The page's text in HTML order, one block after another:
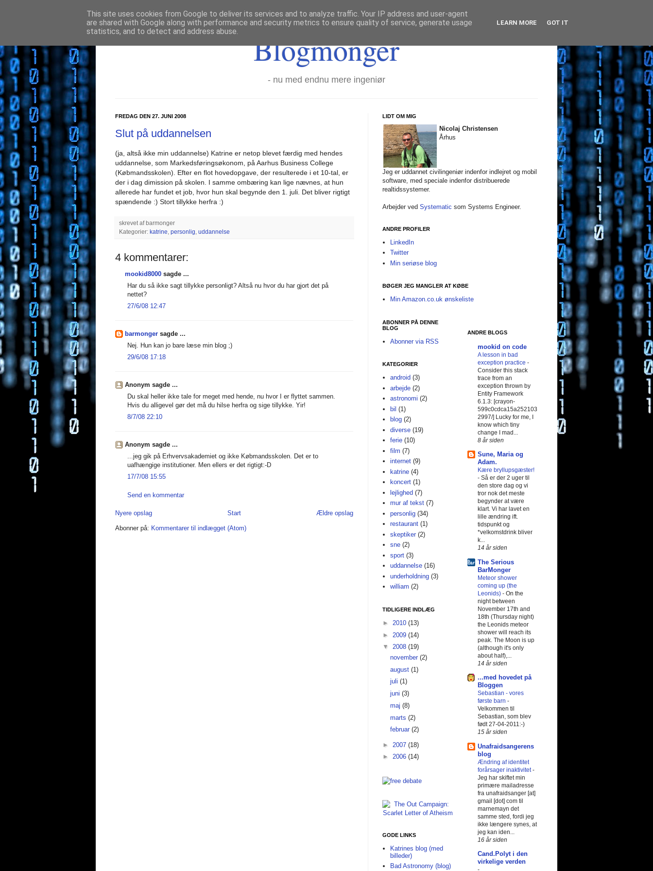
Blogmonger
- nu med endnu mere ingeniør
FREDAG DEN 27. JUNI 2008
Slut på uddannelsen
(ja, altså ikke min uddannelse) Katrine er netop blevet færdig med hendes
uddannelse, som Markedsføringsøkonom, på Aarhus Business College
(Købmandsskolen). Efter en flot hovedopgave, der resulterede i et 10-tal, er
der i dag dimission på skolen. I samme ombæring kan lige nævnes, at hun
allerede har fundet et job, hvor hun skal begynde den 1. juli. Det bliver rigtigt
spændende :) Stort tillykke herfra :)
skrevet afbarmonger
Kategorier: katrine personlig uddannelse
4 kommentarer:
mookid8000 sagde ...
Har du så ikke sagt tillykke personligt? Altså nu hvor du har gjort det på
nettet?
27/6/08 12:47
barmonger sagde ...
Nej. Hun kan jo bare læse min blog ;)
29/6/08 17:18
Anonym sagde ...
Du skal heller ikke tale for meget med hende, nu hvor I er flyttet sammen.
Hvis du alligevel gør det må du hilse herfra og sige tillykke. Yir!
8/7/08 22:10
Anonym sagde ...
...jeg gik på Erhvervsakademiet og ikke Købmandsskolen. Det er to
uafhængige institutioner. Men ellers er det rigtigt:-D
17/7/08 15:55
Send en kommentar
Nyere opslag Ældre opslag
Start
Abonner på: Kommentarer til indlægget (Atom)
LIDT OM MIG
Nicolaj Christensen
Århus
Jeg er uddannet civilingeniør indenfor indlejret og mobil
software, med speciale indenfor distribuerede
realtidssystemer.
Arbejder ved Systematic som Systems Engineer.
ANDRE PROFILER
LinkedIn
Twitter
Min seriøse blog
BØGER JEG MANGLER AT KØBE
Min Amazon.co.uk ønskeliste
ABONNER PÅ DENNE
BLOG
Abonner via RSS
KATEGORIER
android (3)
arbejde (2)
astronomi (2)
bil (1)
blog (2)
diverse (19)
ferie (10)
film (7)
internet (9)
katrine (4)
koncert (1)
lejlighed (7)
mur af tekst (7)
personlig (34)
restaurant (1)
skeptiker (2)
sne (2)
sport (3)
uddannelse (16)
underholdning (3)
william (2)
TIDLIGERE INDLÆG
► 2010 (13)
► 2009 (14)
▼ 2008 (19)
november (2)
august (1)
juli (1)
juni (3)
maj (8)
marts (2)
februar (2)
► 2007 (18)
► 2006 (14)
GODE LINKS
Katrines blog (med
billeder)
Bad Astronomy (blog)
ANDRE BLOGS
mookid on code
A lesson in bad
exception practice -
Consider this stack
trace from an
exception thrown by
Entity Framework
6.1.3: [crayon-
599c0cdca15a252103
2997/] Lucky for me, I
know which tiny
change I mad...
8 år siden
Sune, Maria og
Adam.
Kære bryllupsgæster!
- Så er der 2 uger til
den store dag og vi
tror nok det meste
begynder at være
klart. Vi har lavet en
lille ændring ift.
tidspunkt og
*velkomstdrink bliver
k...
14 år siden
The Serious
BarMonger
Meteor shower
coming up (the
Leonids) - On the
night between
November 17th and
18th (Thursday night)
the Leonids meteor
shower will reach its
peak. The Moon is up
(although it's only
about half),...
14 år siden
...med hovedet på
Bloggen
Sebastian - vores
første barn -
Velkommen til
Sebastian, som blev
født 27-04-2011:-)
15 år siden
Unafraidsangerens
blog
Ændring af identitet
forårsager inaktivitet-
Jeg har skiftet min
primære mailadresse
fra unafraidsanger [at]
gmail [dot] com til
marnemayn det
samme sted, fordi jeg
ikke længere synes, at
jeg kan iden...
16 år siden
Cand.Polyt i den
virkelige verden
This site uses cookies from Google to deliver its services and to analyze traffic. Your IP address and user-agent
are shared with Google along with performance and security metrics to ensure quality of service, generate usage
statistics, and to detect and address abuse.
LEARN MORE GOT IT